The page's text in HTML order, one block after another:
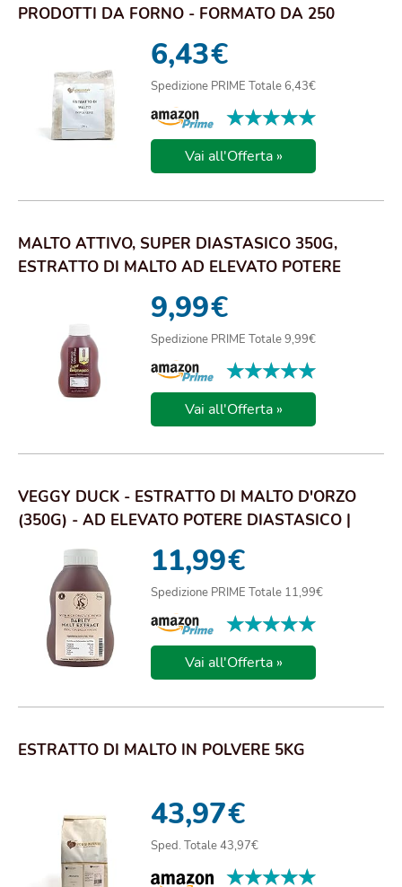
PRODOTTI DA FORNO - FORMATO DA 250
6,43€
Spedizione PRIME Totale 6,43€
★★★★★
★★★★★
Vai all'Offerta »
MALTO ATTIVO, SUPER DIASTASICO 350G,
ESTRATTO DI MALTO AD ELEVATO POTERE
9,99€
Spedizione PRIME Totale 9,99€
★★★★★
★★★★★
Vai all'Offerta »
VEGGY DUCK - ESTRATTO DI MALTO D'ORZO
(350G) - AD ELEVATO POTERE DIASTASICO |
MALTO IN ...
11,99€
Spedizione PRIME Totale 11,99€
★★★★★
★★★★★
Vai all'Offerta »
ESTRATTO DI MALTO IN POLVERE 5KG
43,97€
Sped. Totale 43,97€
★★★★★
★★★★★